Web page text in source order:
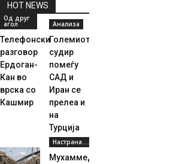
HOT NEWS
Од друг
агол
Телефонски
разговор
Ердоган-
Кан во
врска со
Кашмир
Анализа
Големиот
судир
помеѓу
САД и
Иран се
прелеа и
на
Турција
Настрана....
Мухаммед